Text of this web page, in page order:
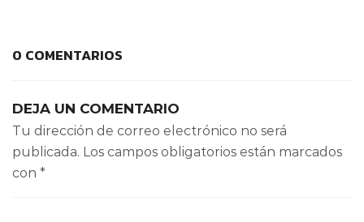
0 COMENTARIOS
DEJA UN COMENTARIO
Tu dirección de correo electrónico no será
publicada. Los campos obligatorios están marcados
con *